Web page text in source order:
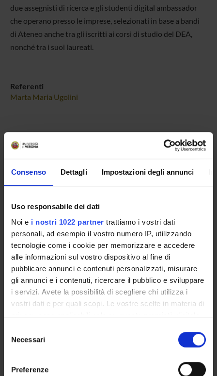
Consenso Dettagli Impostazioni degli annunci
Uso responsabile dei dati
Noi e i nostri 1022 partner trattiamo i vostri dati
personali, ad esempio il vostro numero IP, utilizzando
tecnologie come i cookie per memorizzare e accedere
alle informazioni sul vostro dispositivo al fine di
pubblicare annunci e contenuti personalizzati, misurare
gli annunci e i contenuti, ricercare il pubblico e sviluppare
i servizi. Avete la possibilità di scegliere chi utilizza i
vostri dati e per quali scopi. Le vostre scelte in materia di
privacy sono applicabili solo su questa proprietà digitale
modificare o revocare il proprio consenso in qualsiasi
momento dalla Dichiarazione sui cookie o facendo clic
delNecessari
Preferenze
due assegnisti di ricerca e gli studenti digital ambassador
che operano presso le imprese, selezionati in base a bandi
di Ateneo anche tra gli iscritti ai corsi di studio del DEA,
nonché tra i suoi laureati.
Referenti
Marta Maria Ugolini
COMPONENTI
Professore associato
Fabio Cassia
Professore associato
Professore associato
Francesca Simeoni
Professore associato
Vania Vigolo
Professore associato
Roberta Capitello
Professore associato